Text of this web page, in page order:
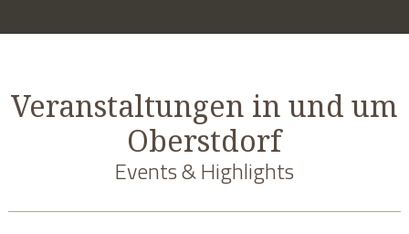
Veranstaltungen in und um
Oberstdorf
Events & Highlights